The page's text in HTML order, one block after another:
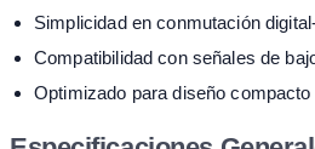
Simplicidad en conmutación
Compatibilidad con señales de
Optimizado para diseño